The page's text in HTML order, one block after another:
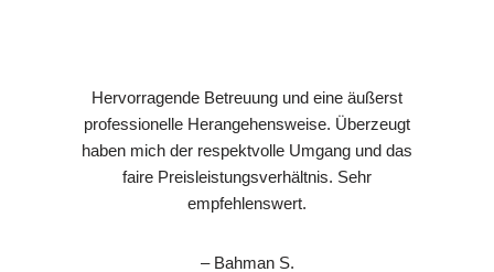
Hervorragende Betreuung und eine äußerst
professionelle Herangehensweise. Überzeugt
haben mich der respektvolle Umgang und das
faire Preisleistungsverhältnis. Sehr
empfehlenswert.
– Bahman S.